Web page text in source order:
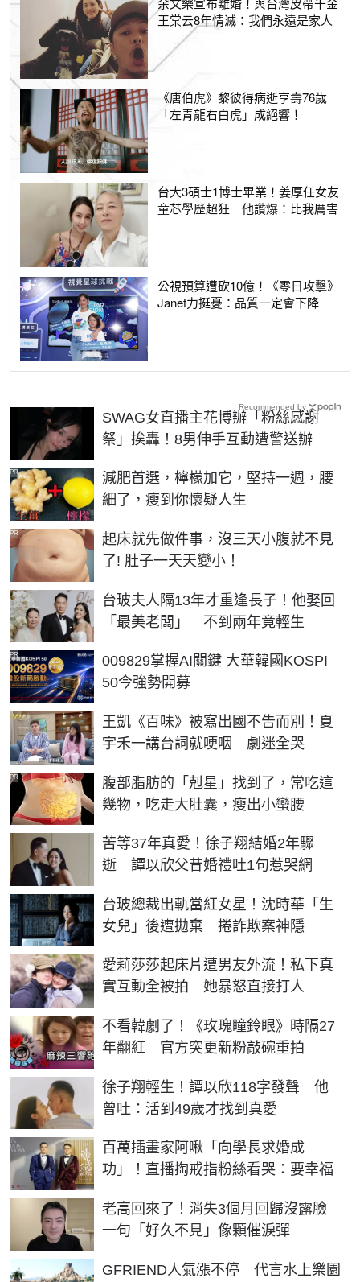
王棠云8年情滅：我們永遠是家人
《唐伯虎》黎彼得病逝享壽76歲
「左青龍右白虎」成絕響！
台大3碩士1博士畢業！姜厚任女友
童芯學歷超狂 他讚爆：比我厲害
公視預算遭砍10億！《零日攻擊》
Janet力挺憂：品質一定會下降
SWAG女直播主花博辦「粉絲感謝
祭」挨轟！8男伸手互動遭警送辦
減肥首選，檸檬加它，堅持一週，腰
細了，瘦到你懷疑人生
PR
起床就先做件事，沒三天小腹就不見
了! 肚子一天天變小！
PR
台玻夫人隔13年才重逢長子！他娶回
「最美老闆」 不到兩年竟輕生
009829掌握AI關鍵 大華韓國KOSPI
50今強勢開募
PR
王凱《百味》被寫出國不告而別！夏
宇禾一講台詞就哽咽 劇迷全哭
腹部脂肪的「剋星」找到了，常吃這
幾物，吃走大肚囊，瘦出小蠻腰
PR
苦等37年真愛！徐子翔結婚2年驟
逝 譚以欣父昔婚禮吐1句惹哭網
台玻總裁出軌當紅女星！沈時華「生
女兒」後遭拋棄 捲詐欺案神隱
愛莉莎莎起床片遭男友外流！私下真
實互動全被拍 她暴怒直接打人
不看韓劇了！《玫瑰瞳鈴眼》時隔27
年翻紅 官方突更新粉敲碗重拍
徐子翔輕生！譚以欣118字發聲 他
曾吐：活到49歲才找到真愛
百萬插畫家阿啾「向學長求婚成
功」！直播掏戒指粉絲看哭：要幸福
老高回來了！消失3個月回歸沒露臉
一句「好久不見」像顆催淚彈
GFRIEND人氣漲不停 代言水上樂園
Recommended by